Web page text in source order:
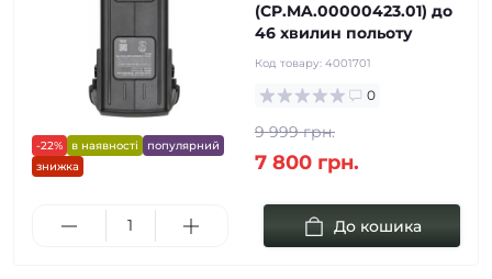
-22% в наявності
популярний
знижка
(CP.MA.00000423.01) до
46 хвилин польоту
Код товару: 4001701
0
9 999 грн.
7 800 грн.
До кошика